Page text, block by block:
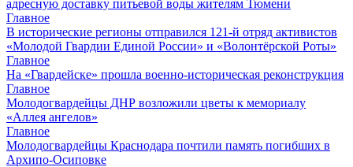
адресную доставку питьевой воды жителям Тюмени
Главное
В исторические регионы отправился 121-й отряд активистов
«Молодой Гвардии Единой России» и «Волонтёрской Роты»
Главное
На «Гвардейске» прошла военно-историческая реконструкция
Главное
Молодогвардейцы ДНР возложили цветы к мемориалу
«Аллея ангелов»
Главное
Молодогвардейцы Краснодара почтили память погибших в
Архипо-Осиповке